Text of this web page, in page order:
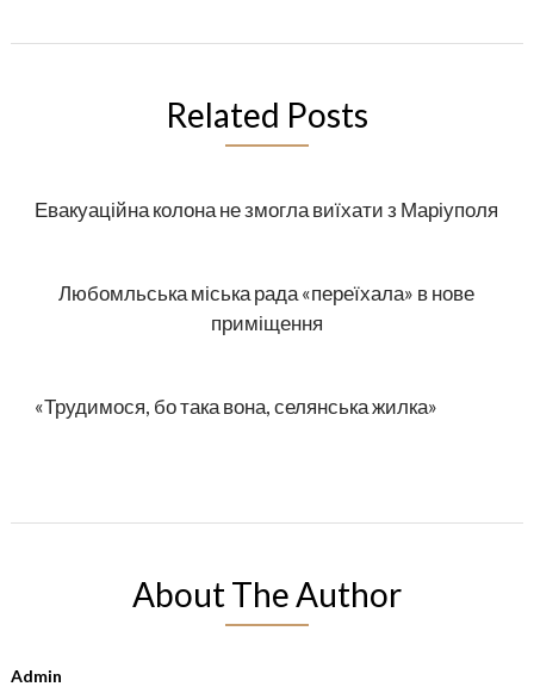
Related Posts
Евакуаційна колона не змогла виїхати з Маріуполя
Любомльська міська рада «переїхала» в нове
приміщення
«Трудимося, бо така вона, селянська жилка»
About The Author
Admin